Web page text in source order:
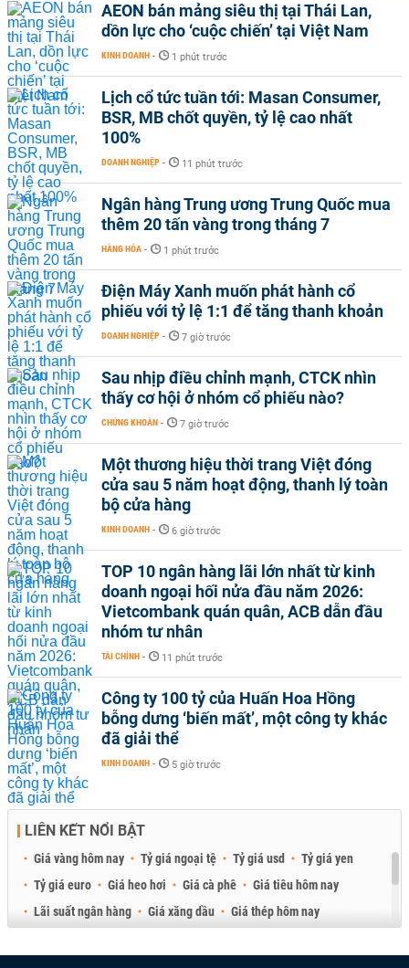
AEON bán mảng siêu thị tại Thái Lan,
dồn lực cho ‘cuộc chiến’ tại Việt Nam
KINH DOANH - 1 phút trước
Lịch cổ tức tuần tới: Masan Consumer,
BSR, MB chốt quyền, tỷ lệ cao nhất
100%
DOANH NGHIỆP - 11 phút trước
Ngân hàng Trung ương Trung Quốc mua
thêm 20 tấn vàng trong tháng 7
HÀNG HÓA - 1 phút trước
Điện Máy Xanh muốn phát hành cổ
phiếu với tỷ lệ 1:1 để tăng thanh khoản
DOANH NGHIỆP - 7 giờ trước
Sau nhịp điều chỉnh mạnh, CTCK nhìn
thấy cơ hội ở nhóm cổ phiếu nào?
CHỨNG KHOÁN - 7 giờ trước
Một thương hiệu thời trang Việt đóng
cửa sau 5 năm hoạt động, thanh lý toàn
bộ cửa hàng
KINH DOANH - 6 giờ trước
TOP 10 ngân hàng lãi lớn nhất từ kinh
doanh ngoại hối nửa đầu năm 2026:
Vietcombank quán quân, ACB dẫn đầu
nhóm tư nhân
TÀI CHÍNH - 11 phút trước
Công ty 100 tỷ của Huấn Hoa Hồng
bỗng dưng ‘biến mất’, một công ty khác
đã giải thể
KINH DOANH - 5 giờ trước
LIÊN KẾT NỔI BẬT
Giá vàng hôm nay Tỷ giá ngoại tệ Tỷ giá usd
Tỷ giá yen
Tỷ giá euro
Giá heo hơi Giá cà phê
Giá tiêu hôm nay
Lãi suất ngân hàng
Giá xăng dầu
Giá thép hôm nay